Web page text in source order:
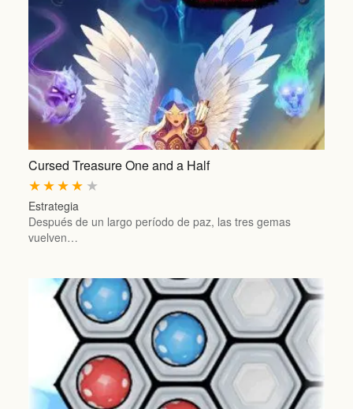
Cursed Treasure One and a Half
★
★
★
★
★
Estrategia
Después de un largo período de paz, las tres gemas
vuelven…